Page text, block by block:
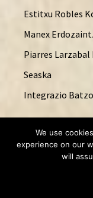
Estitxu Robles
Manex
Piarres Larzabal
Seaska
Integrazio
RSS
We use
experience on our
will